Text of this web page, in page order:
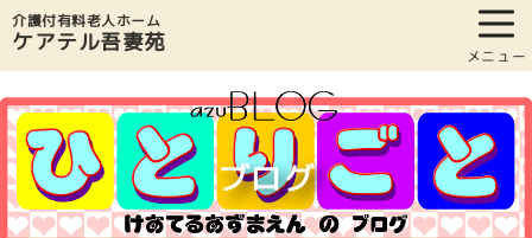
介護付有料老人ホーム
ケアテル吾妻苑
メニュー
ブログ